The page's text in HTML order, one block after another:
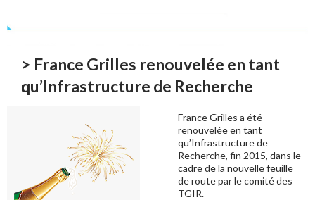
> France Grilles renouvelée en tant
qu’Infrastructure de Recherche
France Grilles a été
renouvelée en tant
qu’Infrastructure de
Recherche, fin 2015, dans le
cadre de la nouvelle feuille
de route par le comité des
TGIR.